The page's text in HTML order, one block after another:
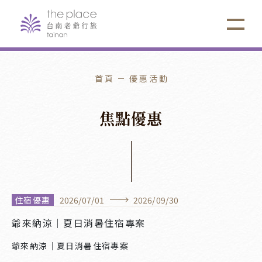
首頁 優惠活動
焦點優惠
住宿優惠 2026/07/01 2026/09/30
爺來納涼｜夏日消暑住宿專案
爺來納涼｜夏日消暑住宿專案